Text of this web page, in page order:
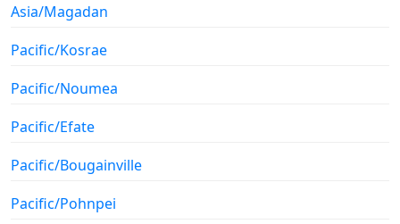
Asia/Magadan
Pacific/Kosrae
Pacific/Noumea
Pacific/Efate
Pacific/Bougainville
Pacific/Pohnpei